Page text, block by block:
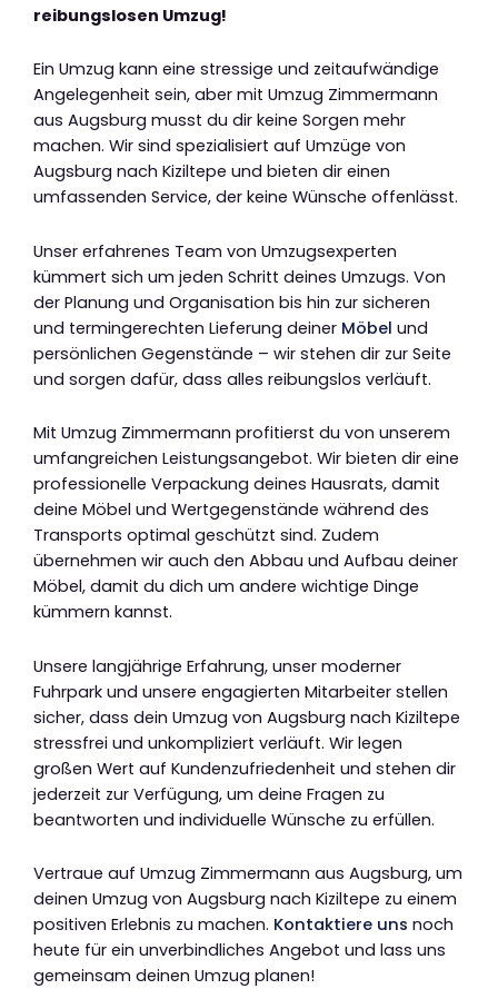
reibungslosen Umzug!
Ein Umzug kann eine stressige und zeitaufwändige
Angelegenheit sein, aber mit Umzug Zimmermann
aus Augsburg musst du dir keine Sorgen mehr
machen. Wir sind spezialisiert auf Umzüge von
Augsburg nach Kiziltepe und bieten dir einen
umfassenden Service, der keine Wünsche offenlässt.
Unser erfahrenes Team von Umzugsexperten
kümmert sich um jeden Schritt deines Umzugs. Von
der Planung und Organisation bis hin zur sicheren
und termingerechten Lieferung deiner Möbel und
persönlichen Gegenstände – wir stehen dir zur Seite
und sorgen dafür, dass alles reibungslos verläuft.
Mit Umzug Zimmermann profitierst du von unserem
umfangreichen Leistungsangebot. Wir bieten dir eine
professionelle Verpackung deines Hausrats, damit
deine Möbel und Wertgegenstände während des
Transports optimal geschützt sind. Zudem
übernehmen wir auch den Abbau und Aufbau deiner
Möbel, damit du dich um andere wichtige Dinge
kümmern kannst.
Unsere langjährige Erfahrung, unser moderner
Fuhrpark und unsere engagierten Mitarbeiter stellen
sicher, dass dein Umzug von Augsburg nach Kiziltepe
stressfrei und unkompliziert verläuft. Wir legen
großen Wert auf Kundenzufriedenheit und stehen dir
jederzeit zur Verfügung, um deine Fragen zu
beantworten und individuelle Wünsche zu erfüllen.
Vertraue auf Umzug Zimmermann aus Augsburg, um
deinen Umzug von Augsburg nach Kiziltepe zu einem
positiven Erlebnis zu machen. Kontaktiere uns noch
heute für ein unverbindliches Angebot und lass uns
gemeinsam deinen Umzug planen!